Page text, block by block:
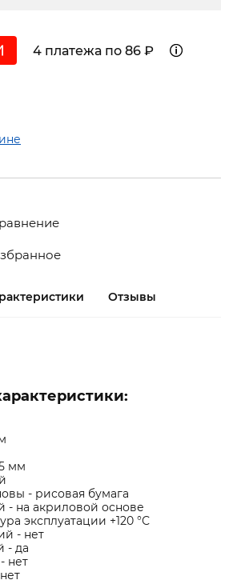
4 платежа по 86 ₽
Отзывы
мм
- рисовая бумага
- на акриловой основе
эксплуатации +120 °С
- нет
- да
нет